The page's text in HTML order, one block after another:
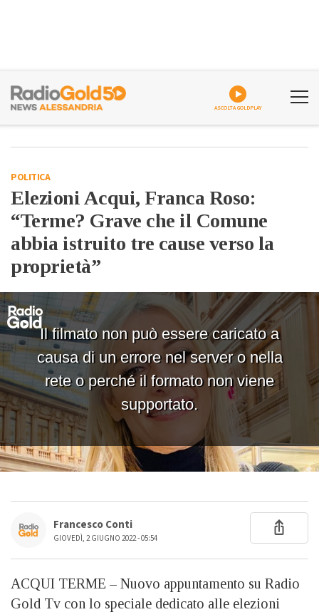
ASCOLTA GOLDPLAY
POLITICA
Elezioni Acqui, Franca Roso:
“Terme? Grave che il Comune
abbia istruito tre cause verso la
proprietà”
Francesco Conti
GIOVEDÌ, 2 GIUGNO 2022 - 05:54
ACQUI TERME – Nuovo appuntamento su Radio
Gold Tv con lo speciale dedicato alle elezioni